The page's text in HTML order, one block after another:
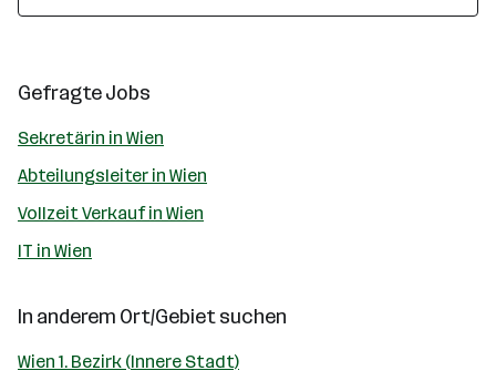
Gefragte Jobs
Sekretärin in Wien
Abteilungsleiter in Wien
Vollzeit Verkauf in Wien
IT in Wien
In anderem Ort/Gebiet suchen
Wien 1. Bezirk (Innere Stadt)